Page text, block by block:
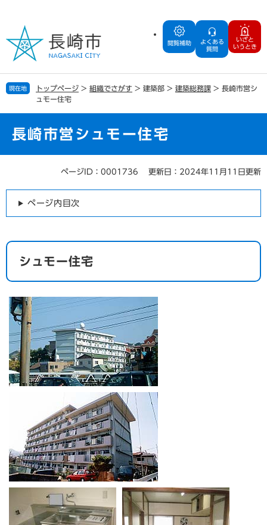
の
で
す
ー
ば
し
閲覧補助
よくある
質問
いざと
いうとき
現在地 トップページ > 組織でさがす > 建築部 > 建築総務課 > 長崎市営シ
ュモー住宅
長崎市営シュモー住宅
ページID：0001736 更新日：2024年11月11日更新
ページ内目次
シュモー住宅